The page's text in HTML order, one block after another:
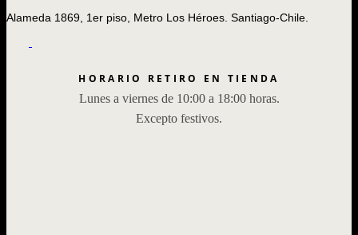
Alameda 1869, 1er piso, Metro Los Héroes. Santiago-Chile.
HORARIO RETIRO EN TIENDA
Lunes a viernes de 10:00 a 18:00 horas.
Excepto festivos.